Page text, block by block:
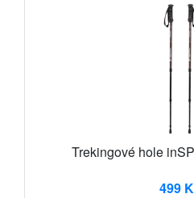
Trekingové hole
499